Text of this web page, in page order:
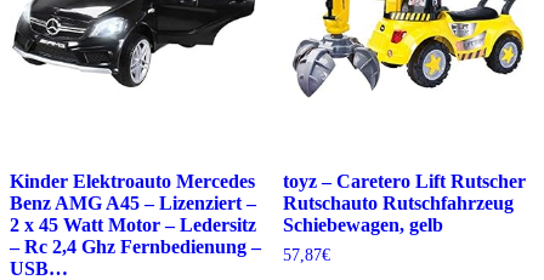
Kinder Elektroauto Mercedes
Benz AMG A45 – Lizenziert –
2 x 45 Watt Motor – Ledersitz
– Rc 2,4 Ghz Fernbedienung –
USB…
toyz – Caretero Lift Rutscher
Rutschauto Rutschfahrzeug
Schiebewagen, gelb
57,87€